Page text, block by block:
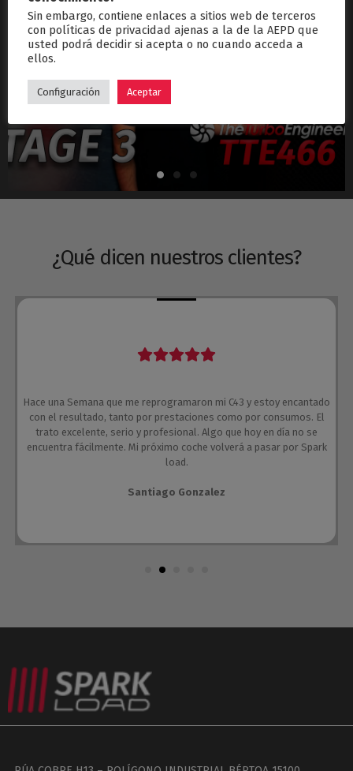
septiembre 26, 2024
Hyundai i30N Stage 3 – Turbo TTE466
¿Qué dicen nuestros clientes?
Hace una Semana que me reprogramaron mi C43 y estoy encantado
con el resultado, tanto por prestaciones como por consumos. El
trato excelente, serio y profesional. Algo que hoy en día no se
encuentra fácilmente. Mi próximo coche volverá a pasar por Spark
load.
Santiago Gonzalez
Sin embargo, contiene enlaces a sitios web de terceros
con políticas de privacidad ajenas a la de la AEPD que
usted podrá decidir si acepta o no cuando acceda a
ellos.
Configuración Aceptar